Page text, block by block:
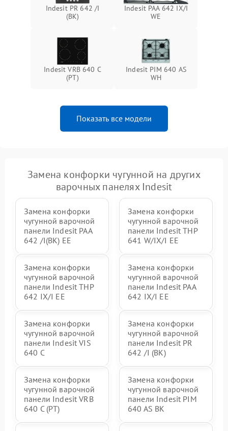
Indesit PR 642 /I
(BK)
Indesit PAA 642 IX/I
WE
Indesit VRB 640 C
(PT)
Indesit PIM 640 AS
WH
Показать все модели
Замена конфорки чугунной на других
варочных панелях Indesit
Замена конфорки
чугунной варочной
панели Indesit PAA
642 /I(BK) EE
Замена конфорки
чугунной варочной
панели Indesit THP
641 W/IX/I EE
Замена конфорки
чугунной варочной
панели Indesit THP
642 IX/I EE
Замена конфорки
чугунной варочной
панели Indesit PAA
642 IX/I EE
Замена конфорки
чугунной варочной
панели Indesit VIS
640 C
Замена конфорки
чугунной варочной
панели Indesit PR
642 /I (BK)
Замена конфорки
чугунной варочной
панели Indesit VRB
640 C (PT)
Замена конфорки
чугунной варочной
панели Indesit PIM
640 AS BK